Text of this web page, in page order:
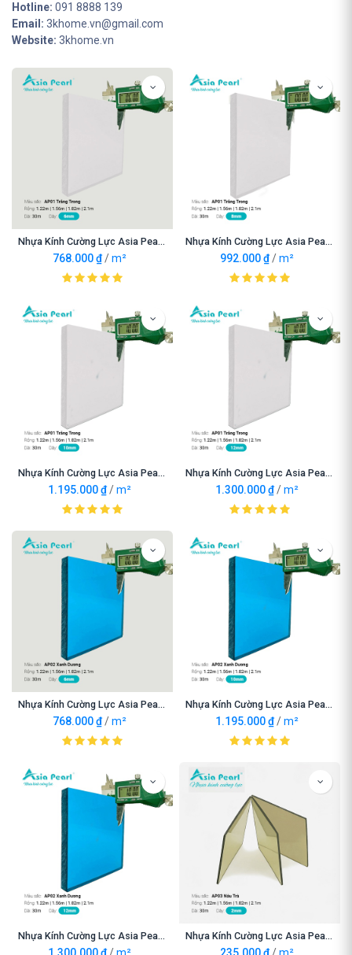
Hotline: 091 8888 139
Email: 3khome.vn@gmail.com
Website: 3khome.vn
Nhựa Kính Cường Lực Asia Pearl AP01 Trắng Trong 6mm
768.000₫ /m²
Nhựa Kính Cường Lực Asia Pearl AP01 Trắng Trong 8mm
992.000₫ /m²
Nhựa Kính Cường Lực Asia Pearl AP01 Trắng Trong 10mm
1.195.000₫ /m²
Nhựa Kính Cường Lực Asia Pearl AP01 Trắng Trong 12mm
1.300.000₫ /m²
Nhựa Kính Cường Lực Asia Pearl AP02 Xanh Dương 6mm
768.000₫ /m²
Nhựa Kính Cường Lực Asia Pearl AP02 Xanh Dương 10mm
1.195.000₫ /m²
Nhựa Kính Cường Lực Asia Pearl AP02 Xanh Dương 12mm Nhựa Kính Cường Lực Asia Pearl AP03 Nâu Trà 2mnm